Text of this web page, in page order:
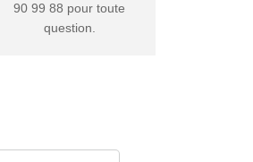
90 99 88 pour toute
question.